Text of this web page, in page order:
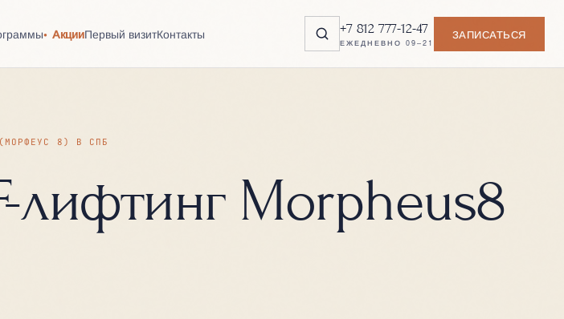
АкцииПервый визитКонтакты +7 812 777-12-47
ЕЖЕДНЕВНО 09–21
ЗАПИСАТЬСЯ
(МОРФЕУС 8) В СПБ
лифтинг Morpheus8